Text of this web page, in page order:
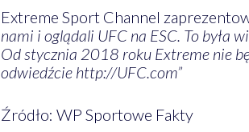
Extreme Sport Channel
nami i oglądali UFC na ESC. To była
Od stycznia 2018 roku Extreme nie
odwiedźcie http://UFC.com”
Źródło: WP Sportowe Fakty